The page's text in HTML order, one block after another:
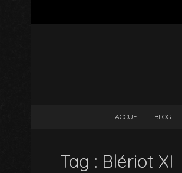
ACCUEIL BLOG
Tag : Blériot XI